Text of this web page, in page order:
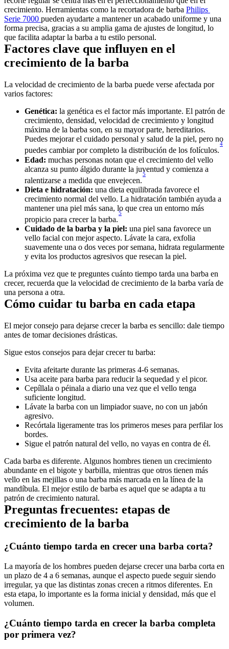
crecimiento. Herramientas como la recortadora de barba Philips
Serie 7000 pueden ayudarte a mantener un acabado uniforme y una
forma precisa, gracias a su amplia gama de ajustes de longitud, lo
que facilita adaptar la barba a tu estilo personal.
Factores clave que influyen en el
crecimiento de la barba
La velocidad de crecimiento de la barba puede verse afectada por
varios factores:
Genética: la genética es el factor más importante. El patrón de
crecimiento, densidad, velocidad de crecimiento y longitud
máxima de la barba son, en su mayor parte, hereditarios.
Puedes mejorar el cuidado personal y salud de la piel, pero no
puedes cambiar por completo la distribución de los folículos.
4
Edad: muchas personas notan que el crecimiento del vello
alcanza su punto álgido durante la juventud y comienza a
ralentizarse a medida que envejecen.
5
Dieta e hidratación: una dieta equilibrada favorece el
crecimiento normal del vello. La hidratación también ayuda a
mantener una piel más sana, lo que crea un entorno más
propicio para crecer la barba.
5
Cuidado de la barba y la piel: una piel sana favorece un
vello facial con mejor aspecto. Lávate la cara, exfolia
suavemente una o dos veces por semana, hidrata regularmente
y evita los productos agresivos que resecan la piel.
La próxima vez que te preguntes cuánto tiempo tarda una barba en
crecer, recuerda que la velocidad de crecimiento de la barba varía de
una persona a otra.
Cómo cuidar tu barba en cada etapa
El mejor consejo para dejarse crecer la barba es sencillo: dale tiempo
antes de tomar decisiones drásticas.
Sigue estos consejos para dejar crecer tu barba:
Evita afeitarte durante las primeras 4-6 semanas.
Usa aceite para barba para reducir la sequedad y el picor.
Cepíllala o péinala a diario una vez que el vello tenga
suficiente longitud.
Lávate la barba con un limpiador suave, no con un jabón
agresivo.
Recórtala ligeramente tras los primeros meses para perfilar los
bordes.
Sigue el patrón natural del vello, no vayas en contra de él.
Cada barba es diferente. Algunos hombres tienen un crecimiento
abundante en el bigote y barbilla, mientras que otros tienen más
vello en las mejillas o una barba más marcada en la línea de la
mandíbula. El mejor estilo de barba es aquel que se adapta a tu
patrón de crecimiento natural.
Preguntas frecuentes: etapas de
crecimiento de la barba
¿Cuánto tiempo tarda en crecer una barba corta?
La mayoría de los hombres pueden dejarse crecer una barba corta en
un plazo de 4 a 6 semanas, aunque el aspecto puede seguir siendo
irregular, ya que las distintas zonas crecen a ritmos diferentes. En
esta etapa, lo importante es la forma inicial y densidad, más que el
volumen.
¿Cuánto tiempo tarda en crecer la barba completa
por primera vez?